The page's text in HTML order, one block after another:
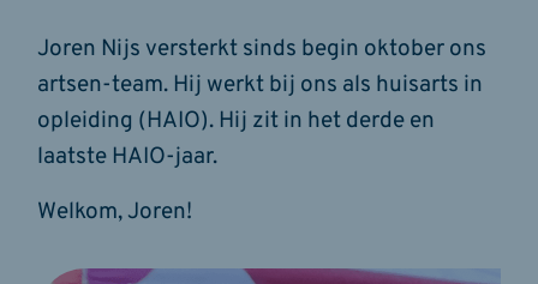
Joren Nijs versterkt sinds begin oktober ons
artsen-team. Hij werkt bij ons als huisarts in
opleiding (HAIO). Hij zit in het derde en
laatste HAIO-jaar.
Welkom, Joren!